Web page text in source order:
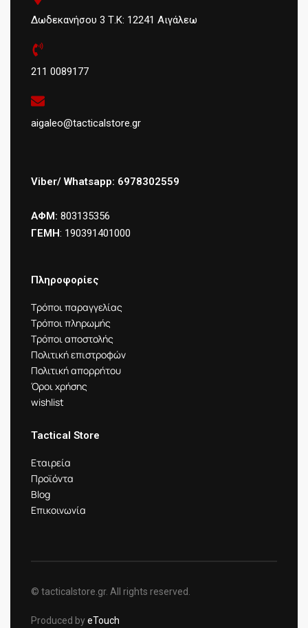
Δωδεκανήσου 3 Τ.Κ: 12241 Αιγάλεω
211 0089177
aigaleo@tacticalstore.gr
Viber/ Whatsapp: 6978302559
ΑΦΜ: 803135356
ΓΕΜΗ: 190391401000
Πληροφορίες
Τρόποι παραγγελίας
Τρόποι πληρωμής
Τρόποι αποστολής
Πολιτική επιστροφών
Πολιτική απορρήτου
Όροι χρήσης
wishlist
Tactical Store
Εταιρεία
Προϊόντα
Blog
Επικοινωνία
© tacticalstore.gr. All rights reserved.
Produced byeTouch